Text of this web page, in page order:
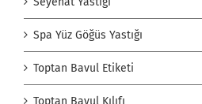
Spa Yüz Göğüs Yastığı
Toptan Bavul Etiketi
Toptan Bavul Kılıfı